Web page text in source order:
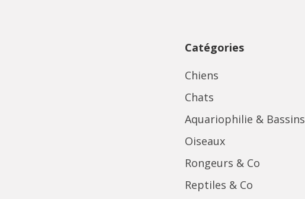
Catégories
Chiens
Chats
Aquariophilie & Bassins
Oiseaux
Rongeurs & Co
Reptiles & Co